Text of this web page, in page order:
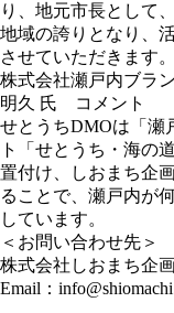
り、地元市長として
地域の誇りとなり、
させていただきます。
株式会社瀬戸内ブラ
明久 氏 コメント
せとうちDMOは「瀬
ト「せとうち・海の
置付け、しおまち企
ることで、瀬戸内が
しています。
＜お問い合わせ先＞
株式会社しおまち企
Email：